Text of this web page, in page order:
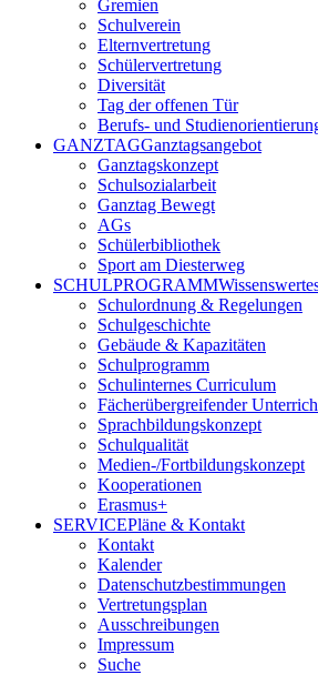
Gremien
Schulverein
Elternvertretung
Schülervertretung
Diversität
Tag der offenen Tür
Berufs- und
GANZTAGGanztagsangebot
Ganztagskonzept
Schulsozialarbeit
Ganztag Bewegt
AGs
Schülerbibliothek
Sport am Diesterweg
SCHULPROGRAMM
Schulordnung & Regelungen
Schulgeschichte
Gebäude & Kapazitäten
Schulprogramm
Schulinternes Curriculum
Fächerübergreifender
Sprachbildungskonzept
Schulqualität
Medien-/Fortbildungskonzept
Kooperationen
Erasmus+
SERVICEPläne & Kontakt
Kontakt
Kalender
Datenschutzbestimmungen
Vertretungsplan
Ausschreibungen
Impressum
Suche